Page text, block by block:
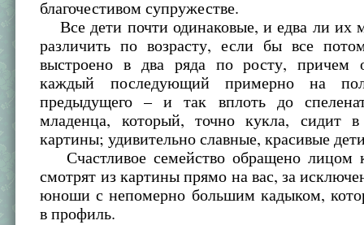
благочестивом супружестве.
Все дети почти одинаковые, и едва ли их
различить по возрасту, если бы все
выстроено в два ряда по росту, причем
каждый последующий примерно на
предыдущего – и так вплоть до
младенца, который, точно кукла, сидит
картины; удивительно славные, красивые
Счастливое семейство обращено лицом
смотрят из картины прямо на вас, за
юноши с непомерно большим кадыком,
в профиль.